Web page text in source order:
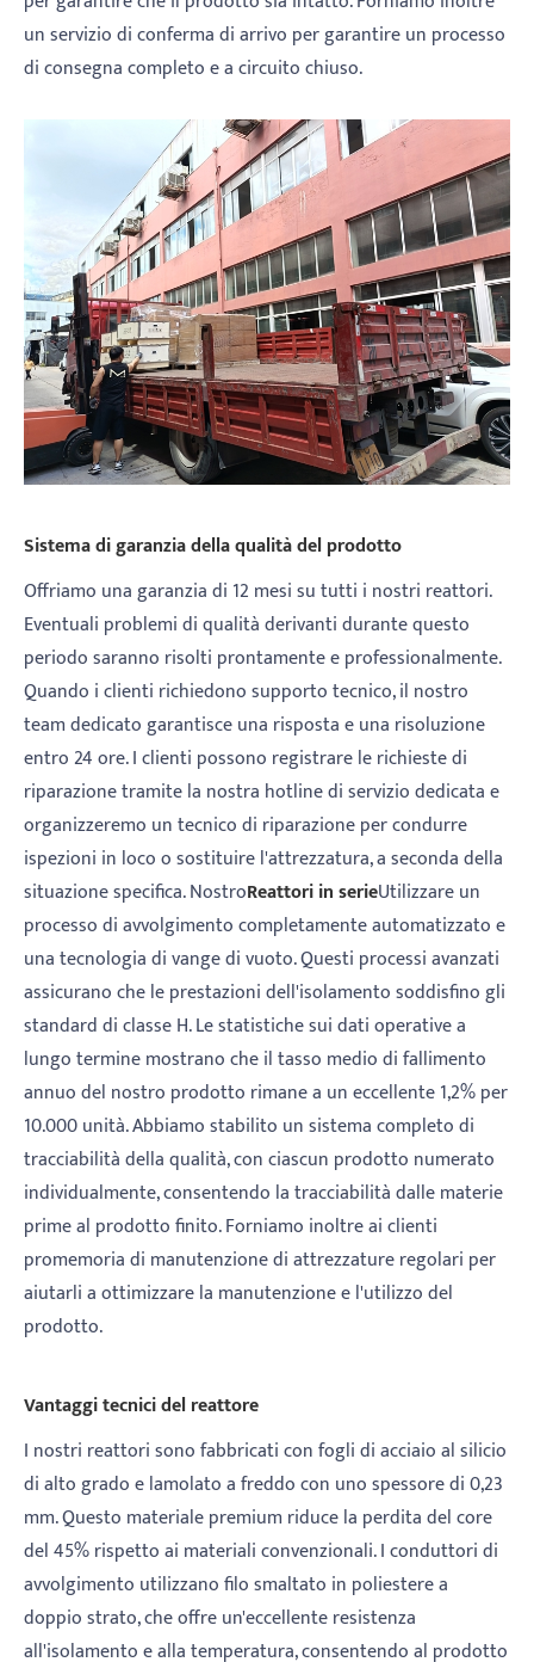
un servizio di conferma di arrivo per garantire un processo
di consegna completo e a circuito chiuso.
Sistema di garanzia della qualità del prodotto
Offriamo una garanzia di 12 mesi su tutti i nostri reattori.
Eventuali problemi di qualità derivanti durante questo
periodo saranno risolti prontamente e professionalmente.
Quando i clienti richiedono supporto tecnico, il nostro
team dedicato garantisce una risposta e una risoluzione
entro 24 ore. I clienti possono registrare le richieste di
riparazione tramite la nostra hotline di servizio dedicata e
organizzeremo un tecnico di riparazione per condurre
ispezioni in loco o sostituire l'attrezzatura, a seconda della
situazione specifica. NostroReattori in serieUtilizzare un
processo di avvolgimento completamente automatizzato e
una tecnologia di vange di vuoto. Questi processi avanzati
assicurano che le prestazioni dell'isolamento soddisfino gli
standard di classe H. Le statistiche sui dati operative a
lungo termine mostrano che il tasso medio di fallimento
annuo del nostro prodotto rimane a un eccellente 1,2% per
10.000 unità. Abbiamo stabilito un sistema completo di
tracciabilità della qualità, con ciascun prodotto numerato
individualmente, consentendo la tracciabilità dalle materie
prime al prodotto finito. Forniamo inoltre ai clienti
promemoria di manutenzione di attrezzature regolari per
aiutarli a ottimizzare la manutenzione e l'utilizzo del
prodotto.
Vantaggi tecnici del reattore
I nostri reattori sono fabbricati con fogli di acciaio al silicio
di alto grado e lamolato a freddo con uno spessore di 0,23
mm. Questo materiale premium riduce la perdita del core
del 45% rispetto ai materiali convenzionali. I conduttori di
avvolgimento utilizzano filo smaltato in poliestere a
doppio strato, che offre un'eccellente resistenza
all'isolamento e alla temperatura, consentendo al prodotto